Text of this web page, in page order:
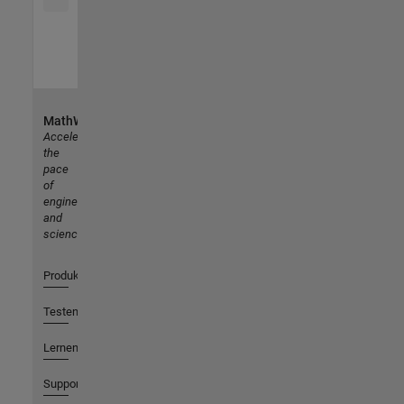
MathWorks
Accelerating
the
pace
of
engineering
and
science
Produkte
Testen oder Kaufen
Lernen
Support